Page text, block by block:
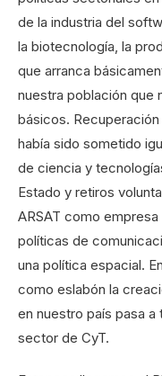
de la industria del
la biotecnología, la
que arranca
nuestra población que
básicos.
había sido sometido
de ciencia y
Estado y retiros
ARSAT como
políticas de
una política espacial.
como eslabón la
en nuestro país pasa a
sector de CyT.